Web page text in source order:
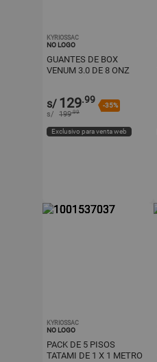
KYRIOSSAC
NO LOGO
GUANTES DE BOX
VENUM 3.0 DE 8 ONZ
s/ 129.99
-35%
s/ 199.99
Exclusivo para venta web
KYRIOSSAC
NO LOGO
PACK DE 5 PISOS
TATAMI DE 1 X 1 METRO